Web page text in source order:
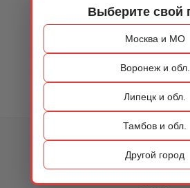
Выберите свой
Москва и МО
Воронеж и обл.
Липецк и обл.
Тамбов и обл.
Другой город
КАТАЛОГ
ОБУВЬ